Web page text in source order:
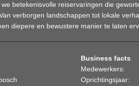
betekenisvolle reiservaringen die
verborgen landschappen tot lokale
diepere en bewustere manier te laten
Business facts
Medewerkers:
Oprichtingsjaar: